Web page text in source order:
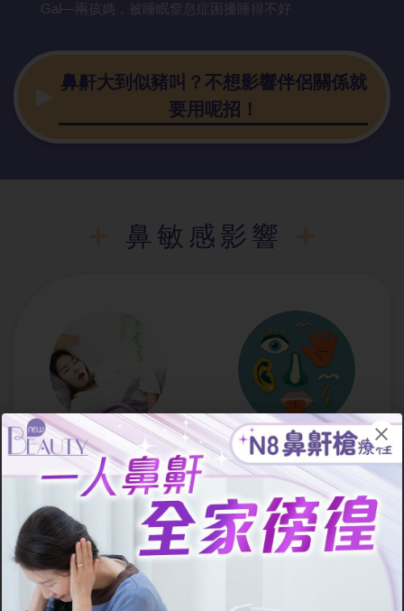
Gal—兩孩媽，被睡眠窒息症困擾睡得不好
鼻鼾大到似豬叫？不想影響伴侶關係就
要用呢招！
鼻敏感影響
睡眠質素下降
長期鼻塞會導致呼吸不
順、打鼻鼾，甚至需用口
呼吸，易造成口乾與夜間
醒來多次。若有鼻敏感 喉
嚨痛或鼻敏感頭痛，更會
進一步影響休息質素與日
嗅覺與味覺異
常
鼻涕與鼻腔腫脹會阻礙氣
味進入嗅覺區域，長期可